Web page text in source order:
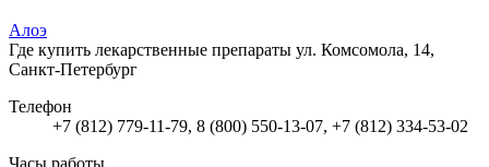
Алоэ
Где купить лекарственные препараты ул. Комсомола, 14,
Санкт-Петербург
Телефон
+7 (812) 779-11-79, 8 (800) 550-13-07, +7 (812) 334-53-02
Часы работы